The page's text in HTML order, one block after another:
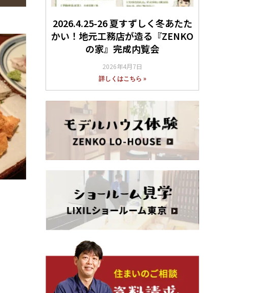
2026.4.25-26 夏すずしく冬あたた
かい！地元工務店が造る『ZENKO
の家』完成内覧会
2026年4月7日
詳しくはこちら »